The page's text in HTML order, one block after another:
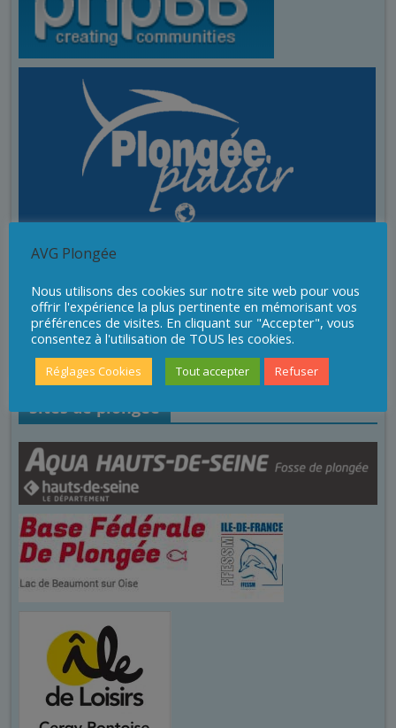
Sites de plongée
AVG Plongée
Nous utilisons des cookies sur notre site web pour vous
offrir l'expérience la plus pertinente en mémorisant vos
préférences de visites. En cliquant sur "Accepter", vous
consentez à l'utilisation de TOUS les cookies.
Réglages Cookies Tout accepter Refuser